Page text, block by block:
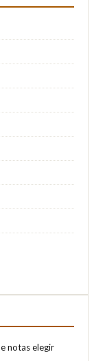
notas elegir